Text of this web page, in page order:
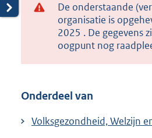
De onderstaande
organisatie is
2025 . De gegevens
oogpunt nog
Onderdeel van
Volksgezondheid, Welzijn